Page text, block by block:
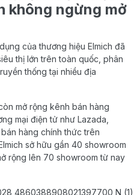
không ngừng mở
của thương hiệu Elmich đã
thị lớn trên toàn quốc, phân
thống tại nhiều địa
mở rộng kênh bán hàng
mại điện tử như Lazada,
hàng chính thức trên
sở hữu gần 40 showroom
rộng lên 70 showroom từ nay